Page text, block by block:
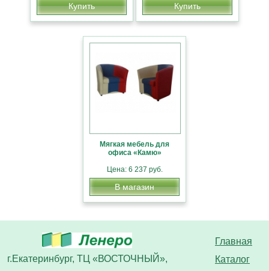
Купить Купить
Мягкая мебель для
офиса «Камю»
Цена: 6 237 руб.
В магазин
Главная
Каталог
г.Екатеринбург, ТЦ «ВОСТОЧНЫЙ»,